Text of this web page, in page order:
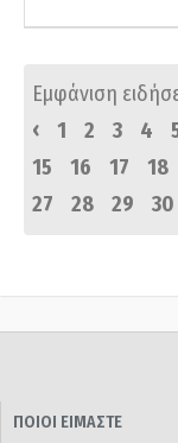
Εμφάνιση
‹
1 2 3 4
15
16 17 18
27
28 29 30
ΠΟΙΟΙ ΕΙΜΑΣΤΕ